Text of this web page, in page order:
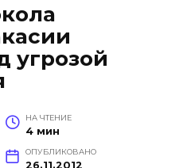
угрозой
НА ЧТЕНИЕ
4 мин
ОПУБЛИКОВАНО
26.11.2012